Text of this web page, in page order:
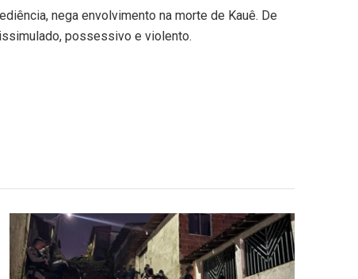
nega envolvimento na morte de Kauê. De
possessivo e violento.